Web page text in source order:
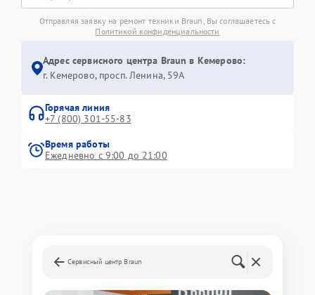
Отправляя заявку на ремонт техники Braun, Вы соглашаетесь с
Политикой конфиденциальности
Адрес сервисного центра Braun в Кемерово:
г. Кемерово, просп. Ленина, 59А
Горячая линия
+7 (800) 301-55-83
Время работы
Ежедневно с 9:00 до 21:00
Сервисный центр Braun